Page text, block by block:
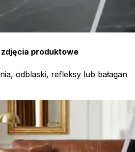
produktowe
odblaski, refleksy lub bałagan